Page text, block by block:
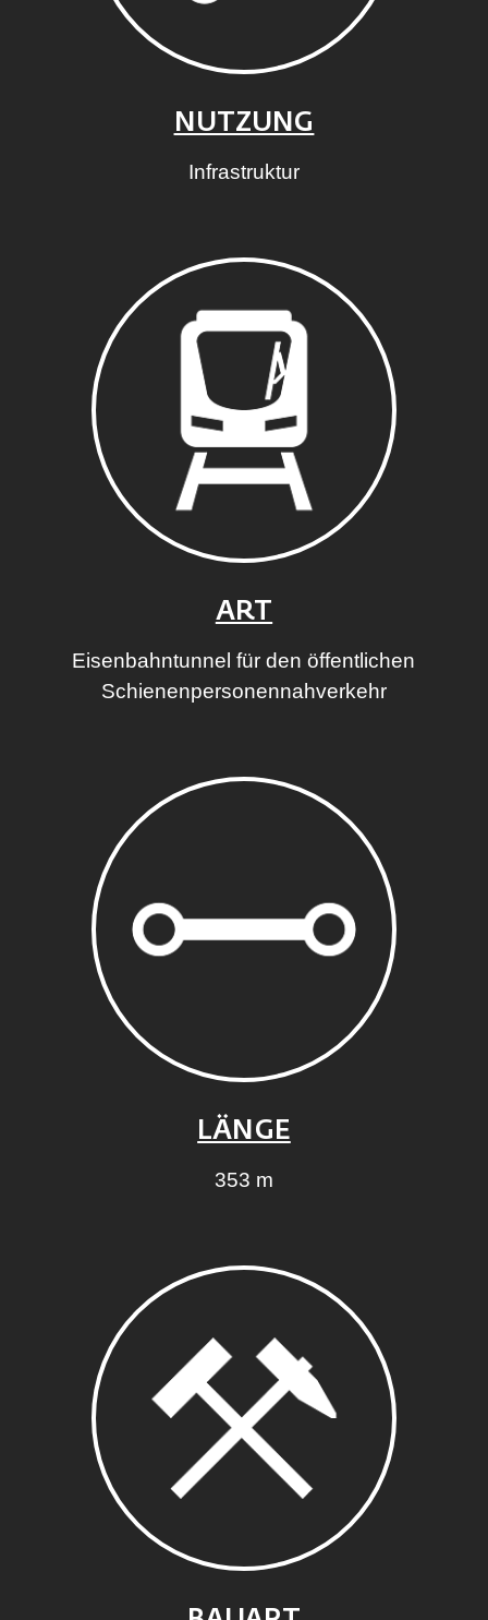
NUTZUNG
Infrastruktur
ART
Eisenbahntunnel für den öffentlichen
Schienenpersonennahverkehr
LÄNGE
353 m